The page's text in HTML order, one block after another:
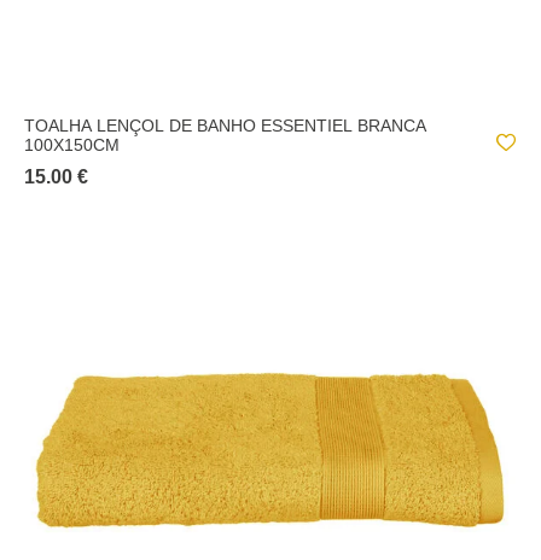
TOALHA LENÇOL DE BANHO ESSENTIEL BRANCA
100X150CM
15.00 €